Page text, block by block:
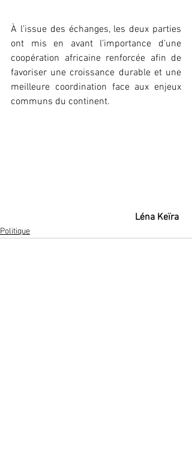
À l’issue des échanges, les deux parties
ont mis en avant l’importance d’une
coopération africaine renforcée afin de
favoriser une croissance durable et une
meilleure coordination face aux enjeux
communs du continent.
Léna Keïra
Politique